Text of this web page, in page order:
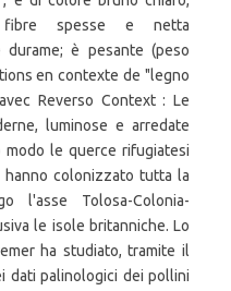
fibre spesse e netta
è pesante (peso
en contexte de "legno
Reverso Context : Le
luminose e arredate
le querce rifugiatesi
colonizzato tutta la
l'asse Tolosa-Colonia-
le isole britanniche. Lo
ha studiato, tramite il
dati palinologici dei pollini